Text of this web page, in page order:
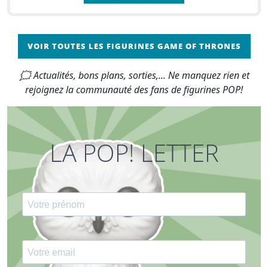
VOIR TOUTES LES FIGURINES GAME OF THRONES
🗯 Actualités, bons plans, sorties,... Ne manquez rien et
rejoignez la communauté des fans de figurines POP!
LA POP! LETTER